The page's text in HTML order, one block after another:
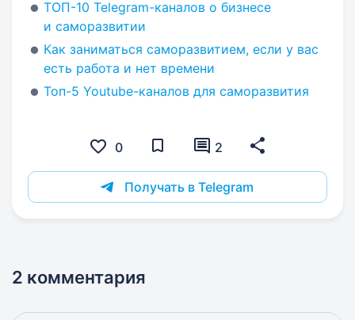
ТОП-10 Telegram-каналов о бизнесе
и саморазвитии
Как заниматься саморазвитием, если у вас
есть работа и нет времени
Топ-5 Youtube-каналов для саморазвития
0 2
Получать в Telegram
2 комментария